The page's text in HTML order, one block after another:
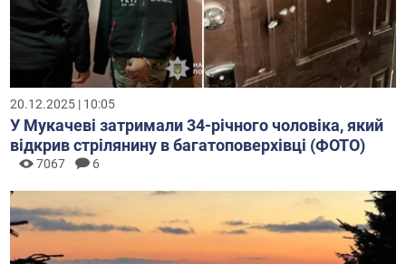
20.12.2025 | 10:05
У Мукачеві затримали 34-річного чоловіка, який
відкрив стрілянину в багатоповерхівці (ФОТО)
7067 6